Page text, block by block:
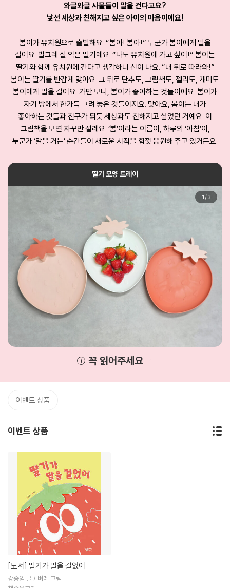
와글와글 사물들이 말을 건다고요?
낯선 세상과 친해지고 싶은 아이의 마음이에요!
봄이가 유치원으로 출발해요. “봄아! 봄아!” 누군가 봄이에게 말을
걸어요. 발그레 잘 익은 딸기예요. “나도 유치원에 가고 싶어!” 봄이는
딸기와 함께 유치원에 간다고 생각하니 신이 나요. “내 뒤로 따라와!”
봄이는 딸기를 반갑게 맞아요. 그 뒤로 단추도, 그림책도, 젤리도, 개미도
봄이에게 말을 걸어요. 가만 보니, 봄이가 좋아하는 것들이에요. 봄이가
자기 방에서 한가득 그려 놓은 것들이지요. 맞아요, 봄이는 내가
좋아하는 것들과 친구가 되듯 세상과도 친해지고 싶었던 거예요. 이
그림책을 보면 자꾸만 설레요. ‘봄’이라는 이름이, 하루의 ‘아침’이,
누군가 ‘말을 거는’ 순간들이 새로운 시작을 힘껏 응원해 주고 있거든요.
딸기 모양 트레이
1 /3
꼭 읽어주세요
이벤트 상품
이벤트 상품
[도서] 딸기가 말을 걸었어
강승임 글 / 벼레 그림